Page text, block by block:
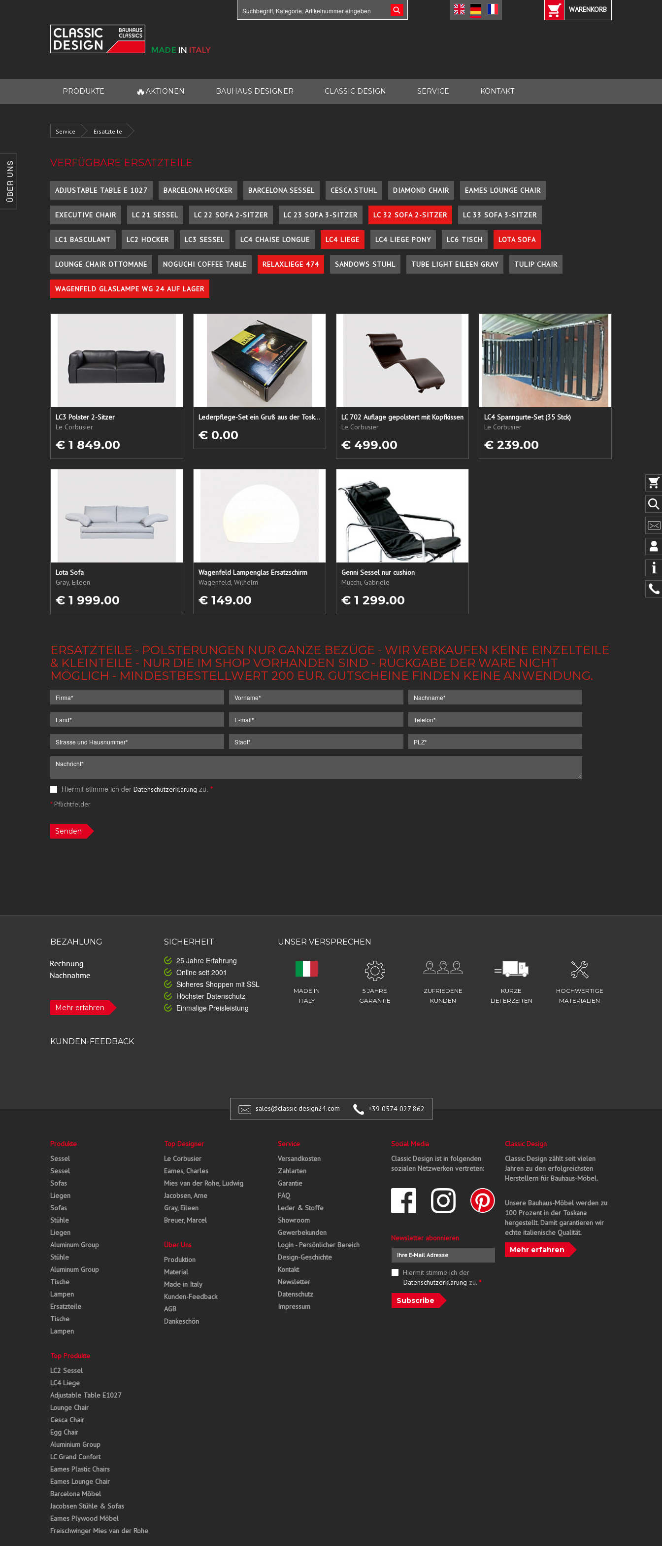
ÜBER UNS
WARENKORB
PRODUKTE 🔥 AKTIONEN BAUHAUS DESIGNER CLASSIC DESIGN SERVICE KONTAKT
Service Ersatzteile
VERFÜGBARE ERSATZTEILE
ADJUSTABLE TABLE E 1027 BARCELONA HOCKER BARCELONA SESSEL CESCA STUHL DIAMOND CHAIR EAMES LOUNGE CHAIR
EXECUTIVE CHAIR LC 21 SESSEL LC 22 SOFA 2-SITZER LC 23 SOFA 3-SITZER LC 32 SOFA 2-SITZER LC 33 SOFA 3-SITZER
LC1 BASCULANT LC2 HOCKER LC3 SESSEL LC4 CHAISE LONGUE LC4 LIEGE LC4 LIEGE PONY LC6 TISCH LOTA SOFA
LOUNGE CHAIR OTTOMANE NOGUCHI COFFEE TABLE RELAXLIEGE 474 SANDOWS STUHL TUBE LIGHT EILEEN GRAY TULIP CHAIR
WAGENFELD GLASLAMPE WG 24 AUF LAGER
LC3 Polster 2-Sitzer
Le Corbusier
€ 1 849.00
Lederpflege-Set ein Gruß aus der Toskana...
€ 0.00
LC 702 Auflage gepolstert mit Kopfkissen
Le Corbusier
€ 499.00
LC4 Spanngurte-Set (35 Stck)
Le Corbusier
€ 239.00
Lota Sofa
Gray, Eileen
€ 1 999.00
Wagenfeld Lampenglas Ersatzschirm
Wagenfeld, Wilhelm
€ 149.00
Genni Sessel nur cushion
Mucchi, Gabriele
€ 1 299.00
ERSATZTEILE - POLSTERUNGEN NUR GANZE BEZÜGE - WIR VERKAUFEN KEINE EINZELTEILE
& KLEINTEILE - NUR DIE IM SHOP VORHANDEN SIND - RÜCKGABE DER WARE NICHT
MÖGLICH - MINDESTBESTELLWERT 200 EUR. GUTSCHEINE FINDEN KEINE ANWENDUNG.
Hiermit stimme ich der Datenschutzerklärung zu. *
*Pflichtfelder
Senden
BEZAHLUNG
Mehr erfahren
SICHERHEIT
25 Jahre Erfahrung
Online seit 2001
Sicheres Shoppen mit SSL
Höchster Datenschutz
Einmalige Preisleistung
UNSER VERSPRECHEN
MADE IN
ITALY
5 JAHRE
GARANTIE
ZUFRIEDENE
KUNDEN
KURZE
LIEFERZEITEN
HOCHWERTIGE
MATERIALIEN
KUNDEN-FEEDBACK
sales@classic-design24.com +39 0574 027 862
Produkte
Sessel
Sessel
Sofas
Liegen
Sofas
Stühle
Liegen
Aluminum Group
Stühle
Aluminum Group
Tische
Lampen
Ersatzteile
Tische
Lampen
Top Produkte
LC2 Sessel
LC4 Liege
Adjustable Table E1027
Lounge Chair
Cesca Chair
Egg Chair
Aluminium Group
LC Grand Confort
Eames Plastic Chairs
Eames Lounge Chair
Barcelona Möbel
Jacobsen Stühle & Sofas
Eames Plywood Möbel
Freischwinger Mies van der Rohe
Top Designer
Le Corbusier
Eames, Charles
Mies van der Rohe, Ludwig
Jacobsen, Arne
Gray, Eileen
Breuer, Marcel
Über Uns
Produktion
Material
Made in Italy
Kunden-Feedback
AGB
Dankeschön
Service
Versandkosten
Zahlarten
Garantie
FAQ
Leder & Stoffe
Showroom
Gewerbekunden
Login - Persönlicher Bereich
Design-Geschichte
Kontakt
Newsletter
Datenschutz
Impressum
Social Media
Classic Design ist in folgenden
sozialen Netzwerken vertreten:
Newsletter abonnieren
Hiermit stimme ich der
Datenschutzerklärung zu. *
Subscribe
Classic Design
Classic Design zählt seit vielen
Jahren zu den erfolgreichsten
Herstellern für Bauhaus-Möbel.
Unsere Bauhaus-Möbel werden zu
100 Prozent in der Toskana
hergestellt. Damit garantieren wir
echte italienische Qualität.
Mehr erfahren